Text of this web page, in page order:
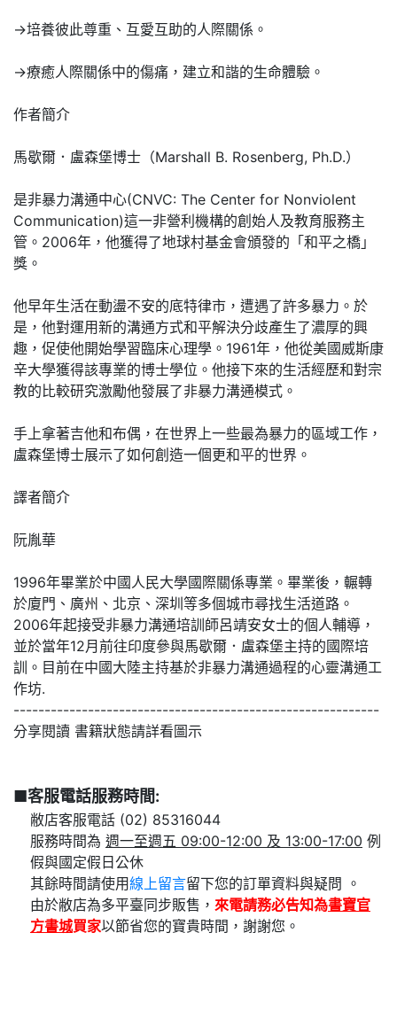
→培養彼此尊重、互愛互助的人際關係。
→療癒人際關係中的傷痛，建立和諧的生命體驗。
作者簡介
馬歇爾．盧森堡博士（Marshall B. Rosenberg, Ph.D.）
是非暴力溝通中心(CNVC: The Center for Nonviolent
Communication)這一非營利機構的創始人及教育服務主
管。2006年，他獲得了地球村基金會頒發的「和平之橋」
獎。
他早年生活在動盪不安的底特律市，遭遇了許多暴力。於
是，他對運用新的溝通方式和平解決分歧產生了濃厚的興
趣，促使他開始學習臨床心理學。1961年，他從美國威斯康
辛大學獲得該專業的博士學位。他接下來的生活經歷和對宗
教的比較研究激勵他發展了非暴力溝通模式。
手上拿著吉他和布偶，在世界上一些最為暴力的區域工作，
盧森堡博士展示了如何創造一個更和平的世界。
譯者簡介
阮胤華
1996年畢業於中國人民大學國際關係專業。畢業後，輾轉
於廈門、廣州、北京、深圳等多個城市尋找生活道路。
2006年起接受非暴力溝通培訓師呂靖安女士的個人輔導，
並於當年12月前往印度參與馬歇爾．盧森堡主持的國際培
訓。目前在中國大陸主持基於非暴力溝通過程的心靈溝通工
作坊.
-----------------------------------------------------------
分享閱讀 書籍狀態請詳看圖示
■客服電話服務時間:
敝店客服電話 (02) 85316044
服務時間為 週一至週五 09:00-12:00 及 13:00-17:00 例
假與國定假日公休
其餘時間請使用線上留言
留下您的訂單資料與疑問 。
由於敝店為多平臺同步販售， 來電請務必告知為書寶官
方書城買家以節省您的寶貴時間，謝謝您。